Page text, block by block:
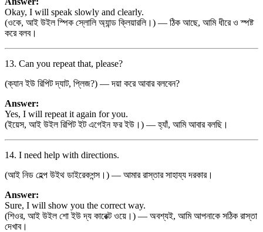
Okay, I will speak slowly and clearly.
(ওকে, আই উইল স্পিক স্লোলি অ্যান্ড ক্লিয়ারলি।) — ঠিক আছে, আমি ধীরে ও স্পষ্ট
করে বলব।
13. Can you repeat that, please?
(ক্যান ইউ রিপিট দ্যাট, প্লিজ?) — দয়া করে আবার বলবেন?
Answer:
Yes, I will repeat it again for you.
(ইয়েস, আই উইল রিপিট ইট এগেইন ফর ইউ।) — হ্যাঁ, আমি আবার বলছি।
14. I need help with directions.
(আই নিড হেল্প উইথ ডাইরেকশন্স।) — আমার রাস্তার সাহায্য দরকার।
Answer:
Sure, I will show you the correct way.
(শিওর, আই উইল শো ইউ দ্য কারেক্ট ওয়ে।) — অবশ্যই, আমি আপনাকে সঠিক রাস্তা
দেখাব।